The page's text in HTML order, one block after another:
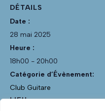
DÉTAILS
Date :
28 mai 2025
Heure :
18h00 - 20h00
Catégorie d’Évènement:
Club Guitare
LIEU